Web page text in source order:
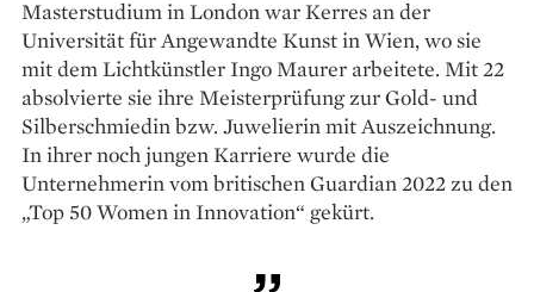
Masterstudium in London war Kerres an der
Universität für Angewandte Kunst in Wien, wo sie
mit dem Lichtkünstler Ingo Maurer arbeitete. Mit 22
absolvierte sie ihre Meisterprüfung zur Gold- und
Silberschmiedin bzw. Juwelierin mit Auszeichnung.
In ihrer noch jungen Karriere wurde die
Unternehmerin vom britischen Guardian 2022 zu den
„Top 50 Women in Innovation“ gekürt.